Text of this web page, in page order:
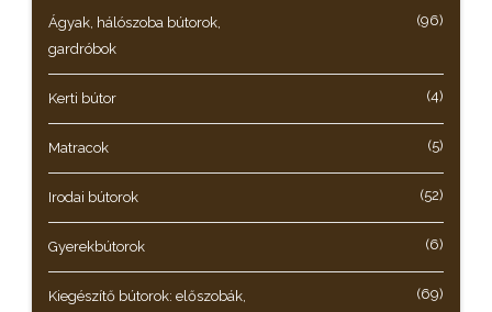
Ágyak, hálószoba bútorok,
gardróbok
(96)
Kerti bútor (4)
Matracok (5)
Irodai bútorok (52)
Gyerekbútorok (6)
Kiegészítő bútorok: előszobák,
(69)